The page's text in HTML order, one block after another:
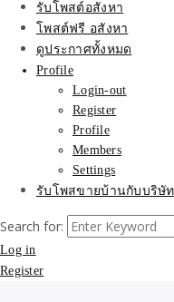
รับโพสต์อสังหา
โพสต์ฟรี อสังหา
ดูประกาศทั้งหมด
Profile
Login-out
Register
Profile
Members
Settings
รับโพสขายบ้านกับบริษั
Search for:
Log in
Register